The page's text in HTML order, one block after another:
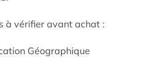
à vérifier avant achat :
Géographique